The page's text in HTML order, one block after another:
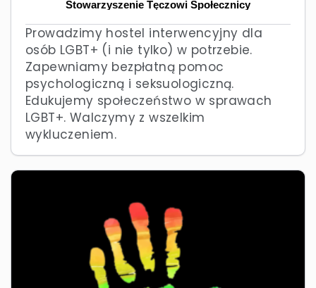
Stowarzyszenie Tęczowi Społecznicy
Prowadzimy hostel interwencyjny dla
osób LGBT+ (i nie tylko) w potrzebie.
Zapewniamy bezpłatną pomoc
psychologiczną i seksuologiczną.
Edukujemy społeczeństwo w sprawach
LGBT+. Walczymy z wszelkim
wykluczeniem.